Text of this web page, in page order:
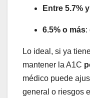
Entre 5.7%
6.5% o más:
Lo ideal, si ya
mantener la A1C
médico puede
general o riesgos